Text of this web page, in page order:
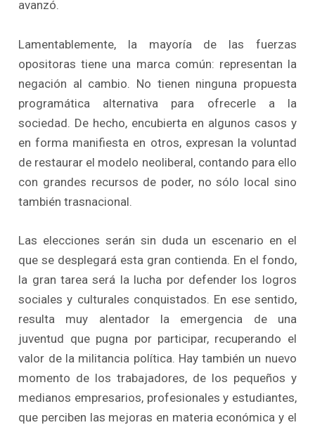
avanzó.
Lamentablemente, la mayoría de las fuerzas
opositoras tiene una marca común: representan la
negación al cambio. No tienen ninguna propuesta
programática alternativa para ofrecerle a la
sociedad. De hecho, encubierta en algunos casos y
en forma manifiesta en otros, expresan la voluntad
de restaurar el modelo neoliberal, contando para ello
con grandes recursos de poder, no sólo local sino
también trasnacional.
Las elecciones serán sin duda un escenario en el
que se desplegará esta gran contienda. En el fondo,
la gran tarea será la lucha por defender los logros
sociales y culturales conquistados. En ese sentido,
resulta muy alentador la emergencia de una
juventud que pugna por participar, recuperando el
valor de la militancia política. Hay también un nuevo
momento de los trabajadores, de los pequeños y
medianos empresarios, profesionales y estudiantes,
que perciben las mejoras en materia económica y el